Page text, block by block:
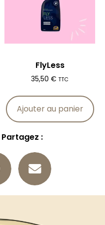
FlyLess
35,50 € TTC
Ajouter au panier
: